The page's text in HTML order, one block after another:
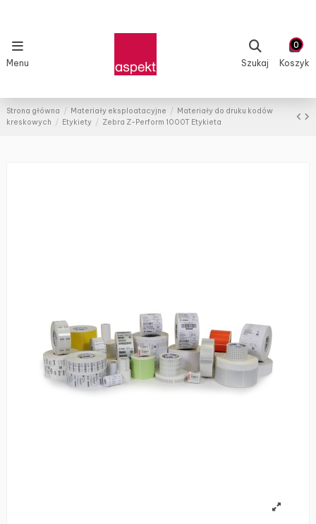
Menu Szukaj
0
Koszyk
Strona główna Materiały eksploatacyjne
Materiały do druku kodów
kreskowych
Etykiety Zebra Z-Perform 1000T Etykieta